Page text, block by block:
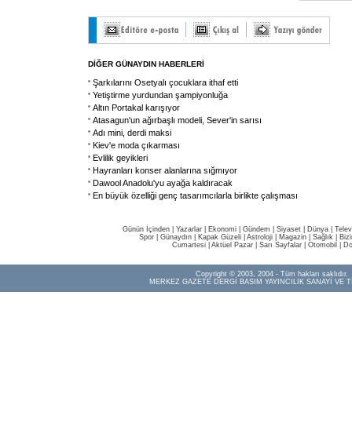
DİĞER GÜNAYDIN HABERLERİ
Şarkılarını Osetyalı çocuklara ithaf etti
Yetiştirme yurdundan şampiyonluğa
Altın Portakal karışıyor
Atasagun'un ağırbaşlı modeli, Sever'in sarısı
Adı mini, derdi maksi
Kiev'e moda çıkarması
Evlilik geyikleri
Hayranları konser alanlarına sığmıyor
Dawool Anadolu'yu ayağa kaldıracak
En büyük özelliği genç tasarımcılarla birlikte çalışması
Günün İçinden Yazarlar Ekonomi Gündem Siyaset Dünya |
Spor
Günaydın Kapak Güzeli Astroloji Magazin Sağlık
Cumartesi| Aktüel Pazar| Sarı Sayfalar| Otomobil
Copyright © 2003, 2004 - Tüm hakları saklıdır.
MERKEZ GAZETE DERGİ BASIM YAYINCILIK SANAYİ VE